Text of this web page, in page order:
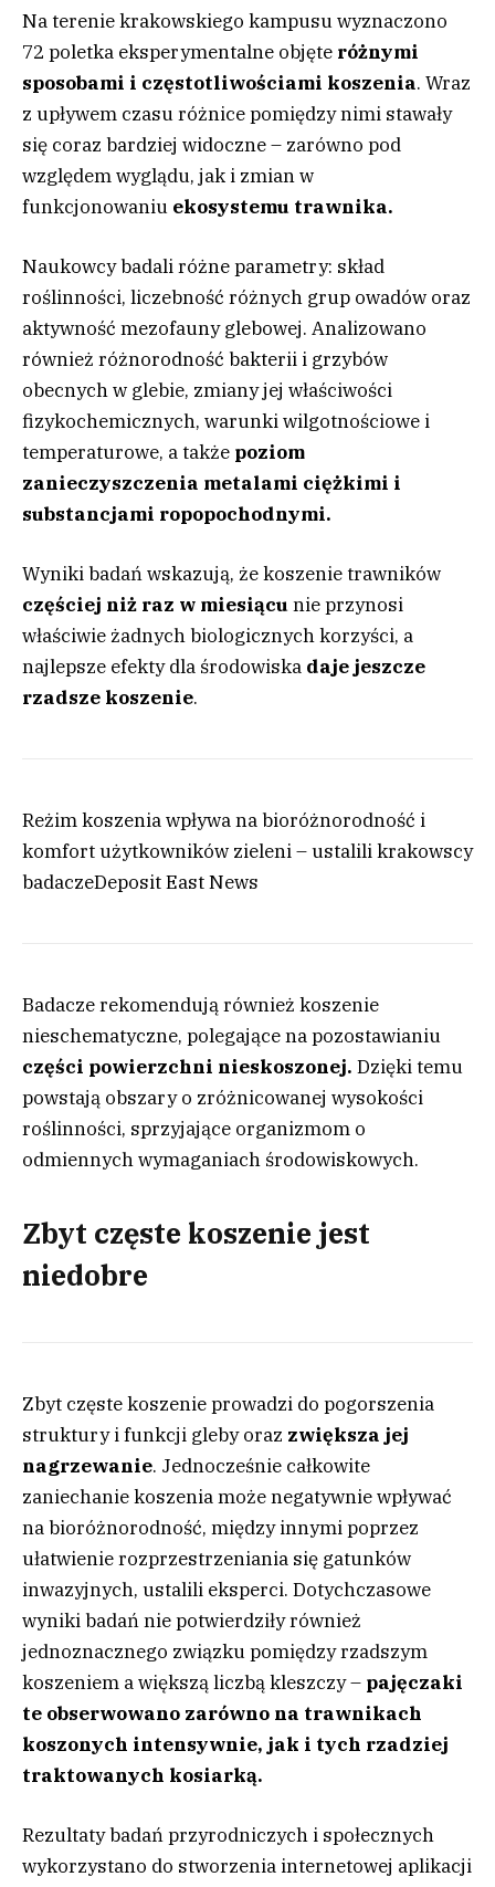
Na terenie krakowskiego kampusu wyznaczono
72 poletka eksperymentalne objęte różnymi
sposobami i częstotliwościami koszenia. Wraz
z upływem czasu różnice pomiędzy nimi stawały
się coraz bardziej widoczne – zarówno pod
względem wyglądu, jak i zmian w
funkcjonowaniu ekosystemu trawnika.
Naukowcy badali różne parametry: skład
roślinności, liczebność różnych grup owadów oraz
aktywność mezofauny glebowej. Analizowano
również różnorodność bakterii i grzybów
obecnych w glebie, zmiany jej właściwości
fizykochemicznych, warunki wilgotnościowe i
temperaturowe, a także poziom
zanieczyszczenia metalami ciężkimi i
substancjami ropopochodnymi.
Wyniki badań wskazują, że koszenie trawników
częściej niż raz w miesiącunie przynosi
właściwie żadnych biologicznych korzyści, a
najlepsze efekty dla środowiska daje jeszcze
rzadsze koszenie.
Reżim koszenia wpływa na bioróżnorodność i
komfort użytkowników zieleni – ustalili krakowscy
badaczeDepositEast News
Badacze rekomendują również koszenie
nieschematyczne, polegające na pozostawianiu
części powierzchni nieskoszonej. Dzięki temu
powstają obszary o zróżnicowanej wysokości
roślinności, sprzyjające organizmom o
odmiennych wymaganiach środowiskowych.
Zbyt częste koszenie jest
niedobre
Zbyt częste koszenie prowadzi do pogorszenia
struktury i funkcji gleby oraz zwiększa jej
nagrzewanie. Jednocześnie całkowite
zaniechanie koszenia może negatywnie wpływać
na bioróżnorodność, między innymi poprzez
ułatwienie rozprzestrzeniania się gatunków
inwazyjnych, ustalili eksperci. Dotychczasowe
wyniki badań nie potwierdziły również
jednoznacznego związku pomiędzy rzadszym
koszeniem a większą liczbą kleszczy – pajęczaki
te obserwowano zarówno na trawnikach
koszonych intensywnie, jak i tych rzadziej
traktowanych kosiarką.
Rezultaty badań przyrodniczych i społecznych
wykorzystano do stworzenia internetowej aplikacji